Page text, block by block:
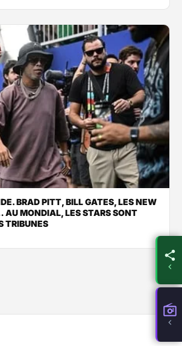
BRAD PITT, BILL GATES, LES NEW
MONDIAL, LES STARS SONT
TRIBUNES